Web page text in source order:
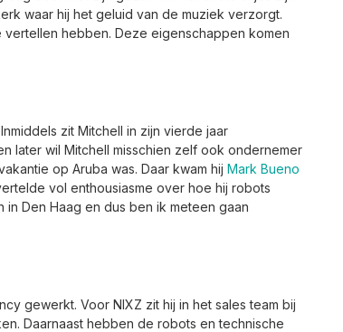
waar hij het geluid van de muziek verzorgt.
vertellen hebben. Deze eigenschappen komen
zit Mitchell in zijn vierde jaar
later wil Mitchell misschien zelf ook ondernemer
op Aruba was. Daar kwam hij Mark Bueno
vol enthousiasme over hoe hij robots
Den Haag en dus ben ik meteen gaan
gewerkt. Voor NIXZ zit hij in het sales team bij
Daarnaast hebben de robots en technische